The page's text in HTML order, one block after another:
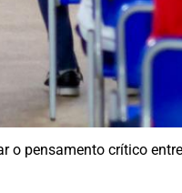
o pensamento crítico